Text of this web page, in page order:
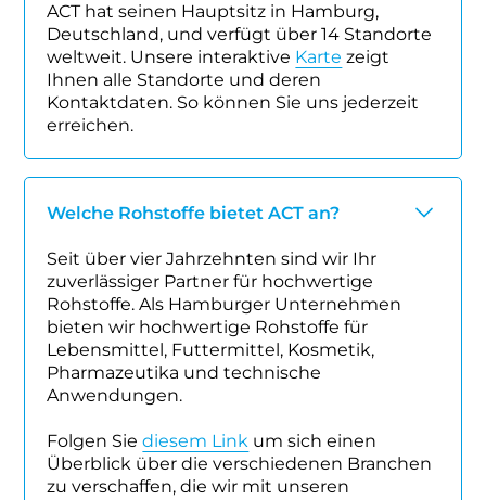
ACT hat seinen Hauptsitz in Hamburg,
Deutschland, und verfügt über 14 Standorte
weltweit. Unsere interaktive Karte zeigt
Ihnen alle Standorte und deren
Kontaktdaten. So können Sie uns jederzeit
erreichen.
Welche Rohstoffe bietet ACT an?
Seit über vier Jahrzehnten sind wir Ihr
zuverlässiger Partner für hochwertige
Rohstoffe. Als Hamburger Unternehmen
bieten wir hochwertige Rohstoffe für
Lebensmittel, Futtermittel, Kosmetik,
Pharmazeutika und technische
Anwendungen.
Folgen Siediesem Link um sich einen
Überblick über die verschiedenen Branchen
zu verschaffen, die wir mit unseren